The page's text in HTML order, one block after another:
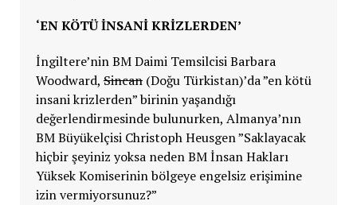
‘EN KÖTÜ INSANI KRIZLERDEN’
İngiltere’nin BM Daimi Temsilcisi Barbara
Woodward,Sincan(Doğu Türkistan)’da ”en kötü
insani krizlerden” birinin yaşandığı
değerlendirmesinde bulunurken, Almanya’nın
BM Büyükelçisi Christoph Heusgen ”Saklayacak
hiçbir şeyiniz yoksa neden BM İnsan Hakları
Yüksek Komiserinin bölgeye engelsiz erişimine
izin vermiyorsunuz?”